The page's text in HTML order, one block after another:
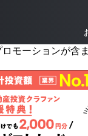
モーションが含